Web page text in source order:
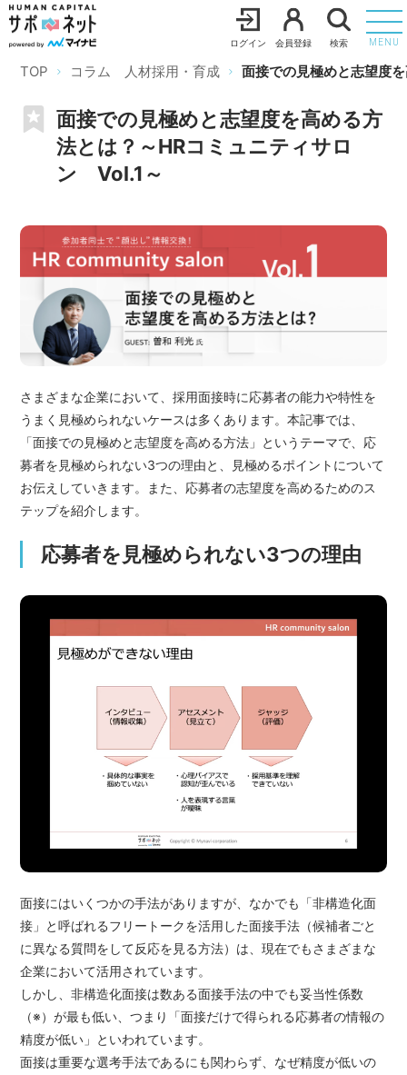
ログイン 会員登録 検索 MENU
TOP コラム 人材採用・育成 面接での見極めと志望度
面接での見極めと志望度を高める方
法とは？～HRコミュニティサロ
ン Vol.1～
さまざまな企業において、採用面接時に応募者の能力や特性を
うまく見極められないケースは多くあります。本記事では、
「面接での見極めと志望度を高める方法」というテーマで、応
募者を見極められない3つの理由と、見極めるポイントについて
お伝えしていきます。また、応募者の志望度を高めるためのス
テップを紹介します。
応募者を見極められない3つの理由
面接にはいくつかの手法がありますが、なかでも「非構造化面
接」と呼ばれるフリートークを活用した面接手法（候補者ごと
に異なる質問をして反応を見る方法）は、現在でもさまざまな
企業において活用されています。
しかし、非構造化面接は数ある面接手法の中でも妥当性係数
（※）が最も低い、つまり「面接だけで得られる応募者の情報の
精度が低い」といわれています。
面接は重要な選考手法であるにも関わらず、なぜ精度が低いの